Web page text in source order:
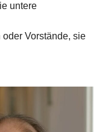
untere
Vorstände, sie